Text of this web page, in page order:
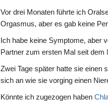
Vor drei Monaten führte ich
Orgasmus, aber es gab keine
Ich habe keine Symptome, aber
Partner zum ersten Mal seit dem
Zwei Tage später hatte sie einen
sich an wie sie vorging einen
Könnte ich zugezogen haben